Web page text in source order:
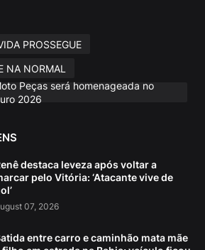
PROSSEGUE
NA NORMAL
Peças será homenageada no
2026
destaca leveza após voltar a
pelo Vitória: ‘Atacante vive de
07, 2026
entre carro e caminhão mata mãe